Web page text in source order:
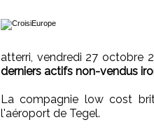
atterri, vendredi 27 octobre
derniers actifs non-vendus
La compagnie low cost
l'aéroport de Tegel.